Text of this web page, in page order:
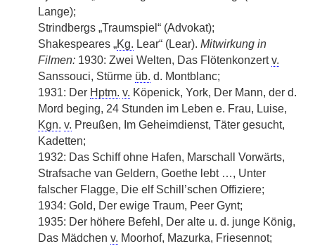
Lange);
Strindbergs „Traumspiel“ (Advokat);
Shakespeares „Kg. Lear“ (Lear). Mitwirkung in
Filmen: 1930: Zwei Welten, Das Flötenkonzertv.
Sanssouci, Stürme üb. d. Montblanc;
1931: Der Hptm. v. Köpenick, York, Der Mann, der d.
Mord beging, 24 Stunden im Leben e. Frau, Luise,
Kgn. v. Preußen, Im Geheimdienst, Täter gesucht,
Kadetten;
1932: Das Schiff ohne Hafen, Marschall Vorwärts,
Strafsache van Geldern, Goethe lebt …, Unter
falscher Flagge, Die elf Schill’schen Offiziere;
1934: Gold, Der ewige Traum, Peer Gynt;
1935: Der höhere Befehl, Der alte u. d. junge König,
Das Mädchen v. Moorhof, Mazurka, Friesennot;